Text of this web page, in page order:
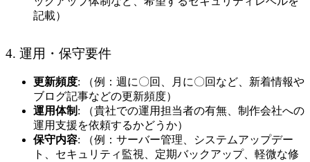
記載）
4. 運用・保守要件
更新頻度: （例：週に〇回、月に〇回など、新着情報や
ブログ記事などの更新頻度）
運用体制 : （貴社での運用担当者の有無、制作会社への
運用支援を依頼するかどうか）
保守内容: （例：サーバー管理、システムアップデー
ト、セキュリティ監視、定期バックアップ、軽微な修